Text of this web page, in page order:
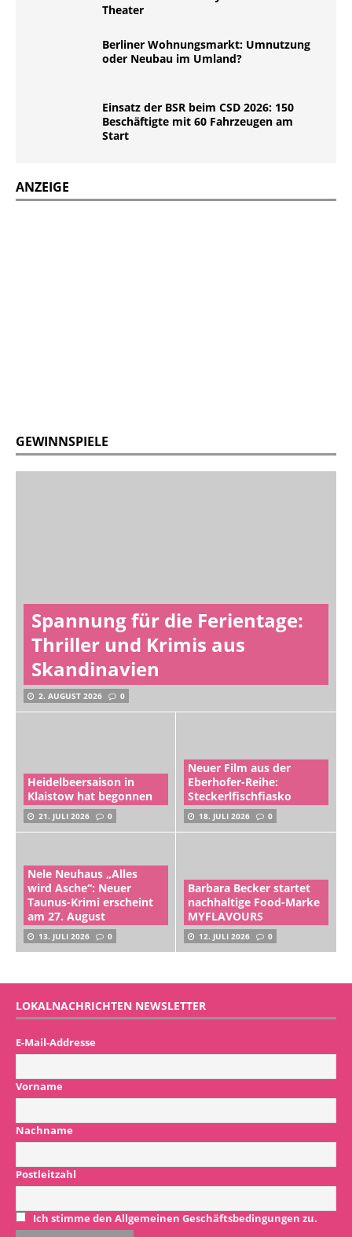
Theater
Berliner Wohnungsmarkt: Umnutzung
oder Neubau im Umland?
Einsatz der BSR beim CSD 2026: 150
Beschäftigte mit 60 Fahrzeugen am
Start
ANZEIGE
GEWINNSPIELE
Spannung für die Ferientage:
Thriller und Krimis aus
Skandinavien
2. AUGUST 2026 0
Heidelbeersaison in
Klaistow hat begonnen
21. JULI 2026 0
Neuer Film aus der
Eberhofer-Reihe:
Steckerlfischfiasko
18. JULI 2026 0
Nele Neuhaus „Alles
wird Asche“: Neuer
Taunus-Krimi erscheint
am 27. August
13. JULI 2026 0
Barbara Becker startet
nachhaltige Food-Marke
MYFLAVOURS
12. JULI 2026 0
LOKALNACHRICHTEN NEWSLETTER
E-Mail-Addresse
Vorname
Nachname
Postleitzahl
Ich stimme den Allgemeinen Geschäftsbedingungen zu.